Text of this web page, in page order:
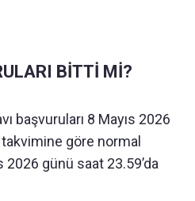
BİTTİ Mİ?
başvuruları 8 Mayıs 2026
göre normal
günü saat 23.59’da